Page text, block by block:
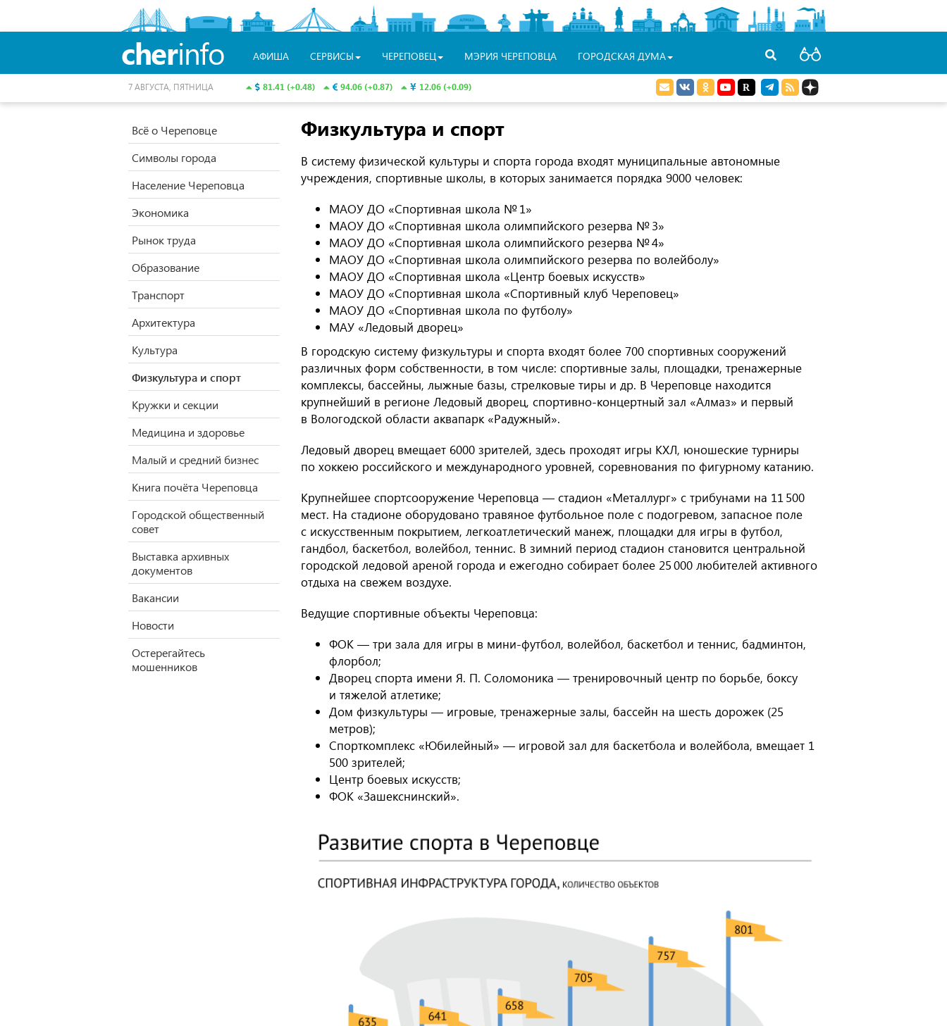
cherinfo АФИША СЕРВИСЫ ЧЕРЕПОВЕЦ МЭРИЯ ЧЕРЕПОВЦА ГОРОДСКАЯ ДУМА
81.41 (+0.48) 94.06 (+0.87) 12.06 (+0.09)
7 АВГУСТА, ПЯТНИЦА
Всё о Череповце
Символы города
Население Череповца
Экономика
Рынок труда
Образование
Транспорт
Архитектура
Культура
Физкультура и спорт
Кружки и секции
Медицина и здоровье
Малый и средний бизнес
Книга почёта Череповца
Городской общественный
совет
Выставка архивных
документов
Вакансии
Новости
Остерегайтесь
мошенников
Физкультура и спорт
В систему физической культуры и спорта города входят муниципальные автономные
учреждения, спортивные школы, в которых занимается порядка 9000 человек:
МАОУ ДО «Спортивная школа № 1»
МАОУ ДО «Спортивная школа олимпийского резерва № 3»
МАОУ ДО «Спортивная школа олимпийского резерва № 4»
МАОУ ДО «Спортивная школа олимпийского резерва по волейболу»
МАОУ ДО «Спортивная школа «Центр боевых искусств»
МАОУ ДО «Спортивная школа «Спортивный клуб Череповец»
МАОУ ДО «Спортивная школа по футболу»
МАУ «Ледовый дворец»
В городскую систему физкультуры и спорта входят более 700 спортивных сооружений
различных форм собственности, в том числе: спортивные залы, площадки, тренажерные
комплексы, бассейны, лыжные базы, стрелковые тиры и др. В Череповце находится
крупнейший в регионе Ледовый дворец, спортивно-концертный зал «Алмаз» и первый
в Вологодской области аквапарк «Радужный».
Ледовый дворец вмещает 6000 зрителей, здесь проходят игры КХЛ, юношеские турниры
по хоккею российского и международного уровней, соревнования по фигурному катанию.
Крупнейшее спортсооружение Череповца — стадион «Металлург» с трибунами на 11 500
мест. На стадионе оборудовано травяное футбольное поле с подогревом, запасное поле
с искусственным покрытием, легкоатлетический манеж, площадки для игры в футбол,
гандбол, баскетбол, волейбол, теннис. В зимний период стадион становится центральной
городской ледовой ареной города и ежегодно собирает более 25 000 любителей активного
отдыха на свежем воздухе.
Ведущие спортивные объекты Череповца:
ФОК — три зала для игры в мини-футбол, волейбол, баскетбол и теннис, бадминтон,
флорбол;
Дворец спорта имени Я. П. Соломоника — тренировочный центр по борьбе, боксу
и тяжелой атлетике;
Дом физкультуры — игровые, тренажерные залы, бассейн на шесть дорожек (25
метров);
Спорткомплекс «Юбилейный» — игровой зал для баскетбола и волейбола, вмещает 1
500 зрителей;
Центр боевых искусств;
ФОК «Зашекснинский».